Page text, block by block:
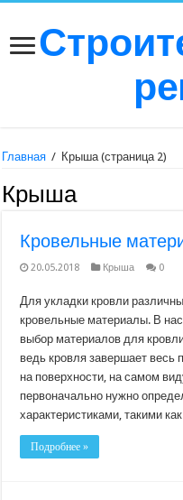
Главная / Крыша(страница 2)
Крыша
Кровельные
20.05.2018 Крыша 0
Для укладки кровли
кровельные материалы. В
выбор материалов для
ведь кровля завершает весь
на поверхности, на самом
первоначально нужно
характеристиками, такими
Подробнее »